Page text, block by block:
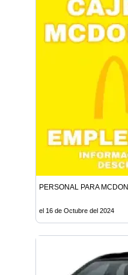
PERSONAL PARA
el 16 de Octubre del 2024